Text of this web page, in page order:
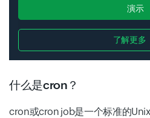
演示
了解更多
什么是cron？
cron或cron job是一个标准的